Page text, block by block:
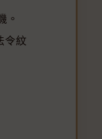
。
令紋